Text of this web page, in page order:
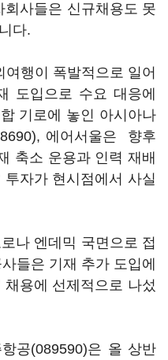
사들은 신규채용도 못
다.
행이 폭발적으로 일어
도입으로 수요 대응에
기로에 놓인 아시아나
, 에어서울은 향후
축소 운용과 인력 재배
자가 현시점에서 사실
나 엔데믹 국면으로 접
들은 기재 추가 도입에
용에 선제적으로 나섰
공(089590)은 올 상반